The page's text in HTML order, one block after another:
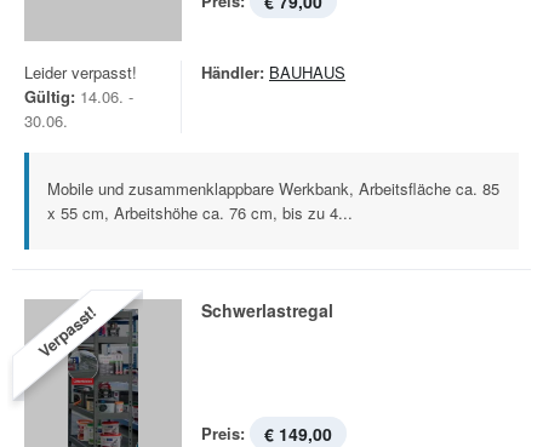
Leider verpasst!
Gültig: 14.06. -
30.06.
Händler: BAUHAUS
Mobile und zusammenklappbare Werkbank, Arbeitsfläche ca. 85
x 55 cm, Arbeitshöhe ca. 76 cm, bis zu 4...
Verpasst! Schwerlastregal
Preis: € 149,00